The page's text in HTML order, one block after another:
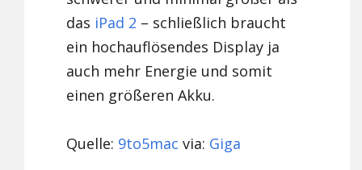
das iPad 2 – schließlich braucht
ein hochauflösendes Display ja
auch mehr Energie und somit
einen größeren Akku.
Quelle: 9to5mac via: Giga